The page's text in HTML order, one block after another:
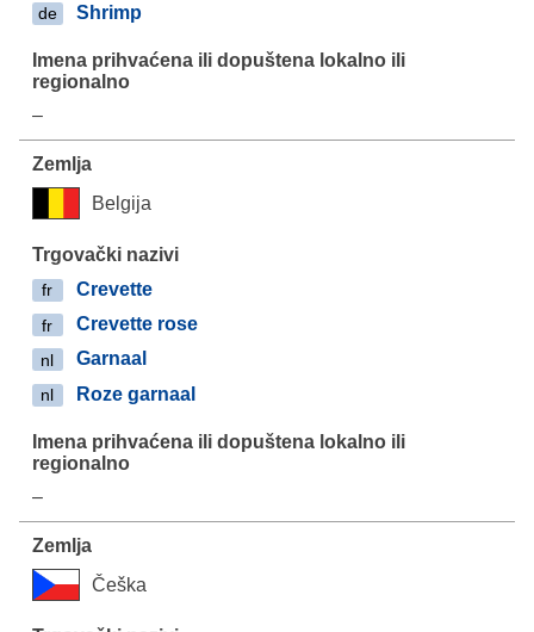
de Shrimp
–
Belgija
fr Crevette
fr Crevette rose
nl Garnaal
nl Roze garnaal
–
Češka